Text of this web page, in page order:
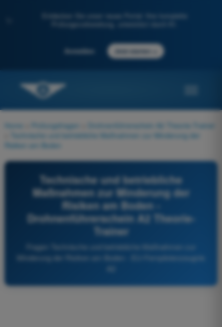
Entdecken Sie unser neues Portal: Ihre komplette
Prüfungsvorbereitung, unterstützt durch KI.
Anmelden Jetzt starten
Home Prüfungsfragen
Drohnenführerschein A2 Theorie-Trainer
Technische und betriebliche Maßnahmen zur Minderung der
Risiken am Boden
Technische und betriebliche
Maßnahmen zur Minderung der
Risiken am Boden -
Drohnenführerschein A2 Theorie-
Trainer
Fragen Technische und betriebliche Maßnahmen zur
Minderung der Risiken am Boden - EU-Fernpilotenzeugnis